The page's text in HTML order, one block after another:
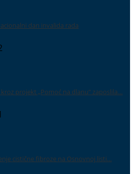
dan invalida rada
projekt „Pomoć na dlanu“ zaposlila…
cistične fibroze na Osnovnoj listi…